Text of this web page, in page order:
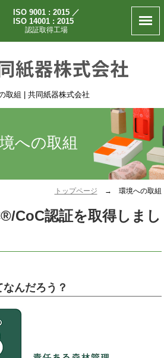
ISO 9001 : 2015 ／
ISO 14001 : 2015
認証取得工場
取組 | 共同紙器株式会社
への取組
トップページ → 環境への取組
CoC認証を取得しまし
んだろう？